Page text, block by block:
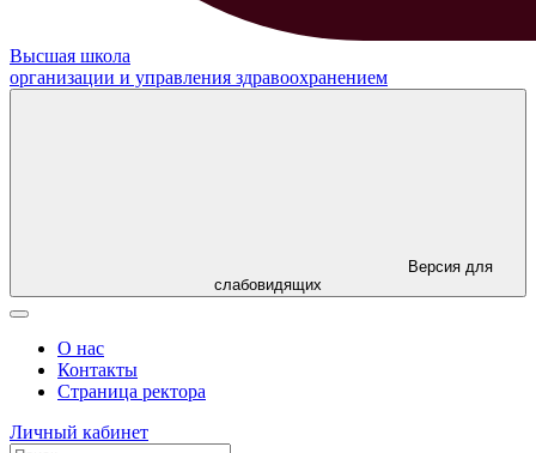
Высшая школа
организации и управления здравоохранением
Версия для
слабовидящих
О нас
Контакты
Страница ректора
Личный кабинет